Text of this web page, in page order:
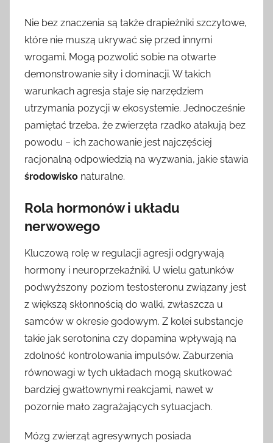
Nie bez znaczenia są także drapieżniki szczytowe,
które nie muszą ukrywać się przed innymi
wrogami. Mogą pozwolić sobie na otwarte
demonstrowanie siły i dominacji. W takich
warunkach agresja staje się narzędziem
utrzymania pozycji w ekosystemie. Jednocześnie
pamiętać trzeba, że zwierzęta rzadko atakują bez
powodu – ich zachowanie jest najczęściej
racjonalną odpowiedzią na wyzwania, jakie stawia
środowisko naturalne.
Rola hormonów i układu
nerwowego
Kluczową rolę w regulacji agresji odgrywają
hormony i neuroprzekaźniki. U wielu gatunków
podwyższony poziom testosteronu związany jest
z większą skłonnością do walki, zwłaszcza u
samców w okresie godowym. Z kolei substancje
takie jak serotonina czy dopamina wpływają na
zdolność kontrolowania impulsów. Zaburzenia
równowagi w tych układach mogą skutkować
bardziej gwałtownymi reakcjami, nawet w
pozornie mało zagrażających sytuacjach.
Mózg zwierząt agresywnych posiada